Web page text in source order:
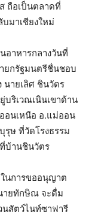
ถือเป็นตลาดที่
มาเชียงใหม่
าหารกลางวันที่
ยกรัฐมนตรีชื่นชอบ
นายเลิศ ชินวัตร
บริเวณเนินเขาด้าน
อนเหนือ อ.แม่ออน
ษ ที่วัดโรงธรรม
บ้านชินวัตร
นการขออนุญาต
ายทักษิณ จะดื่ม
นสัตว์ไนท์ซาฟารี